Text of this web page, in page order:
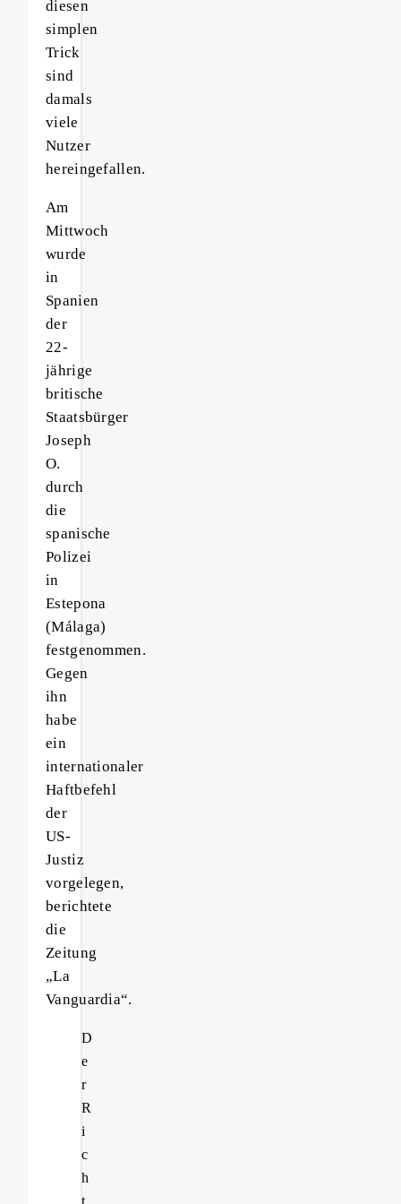
diesen
simplen
Trick
sind
damals
viele
Nutzer
hereingefallen.
Am
Mittwoch
wurde
in
Spanien
der
22-
jährige
britische
Staatsbürger
Joseph
O.
durch
die
spanische
Polizei
in
Estepona
(Málaga)
festgenommen.
Gegen
ihn
habe
ein
internationaler
Haftbefehl
der
US-
Justiz
vorgelegen,
berichtete
die
Zeitung
„La
Vanguardia“.
D
e
r
R
i
c
h
t